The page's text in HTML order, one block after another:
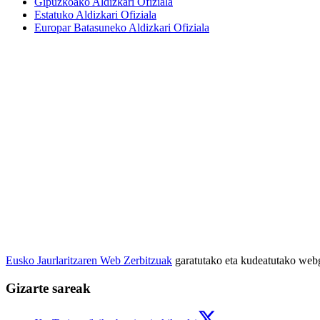
Estatuko Aldizkari Ofiziala
Europar Batasuneko Aldizkari Ofiziala
Eusko Jaurlaritzaren Web Zerbitzuak garatutako eta kudeatutako
Gizarte sareak